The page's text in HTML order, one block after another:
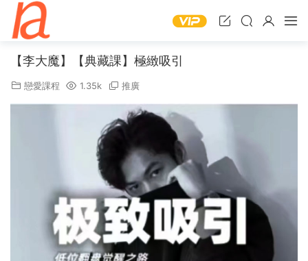
【李大魔】【典藏課】極緻吸引
戀愛課程 1.35k 推廣